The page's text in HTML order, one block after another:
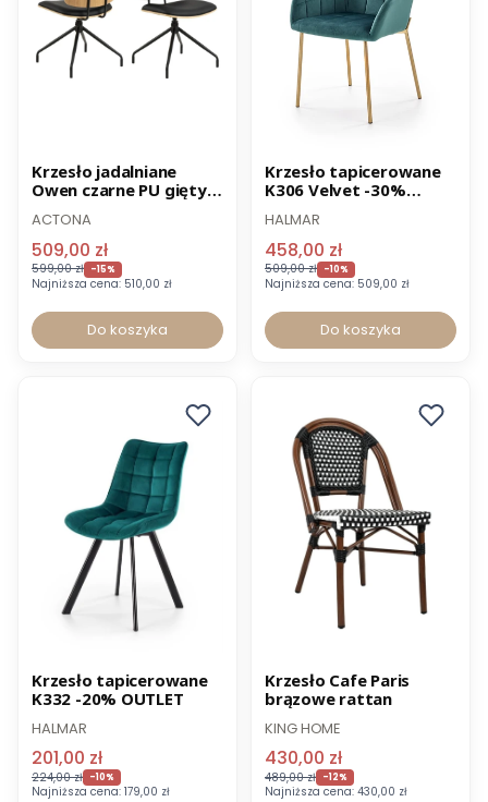
Promocja
Krzesło jadalniane
Owen czarne PU gięty
ACTONA
509,00 zł
599,00 zł -15%
Najniższa cena: 510,00 zł
Do koszyka
Promocja
Wysyłka 24h
Krzesło tapicerowane
K306 Velvet -30%
HALMAR
458,00 zł
509,00 zł -10%
Najniższa cena: 509,00 zł
Do koszyka
Promocja
Wysyłka 24h
Krzesło tapicerowane
K332 -20% OUTLET
HALMAR
201,00 zł
224,00 zł -10%
Najniższa cena: 179,00 zł
Promocja
-8% z kodem KINGS
Krzesło Cafe Paris
brązowe rattan
KING HOME
430,00 zł
489,00 zł -12%
Najniższa cena: 430,00 zł